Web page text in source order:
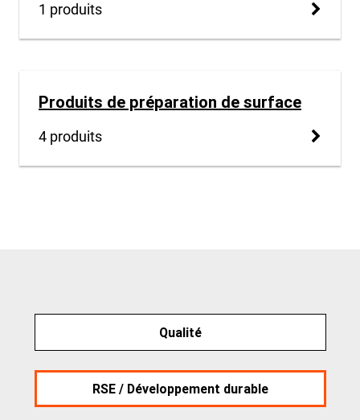
1 produits
Produits de préparation de surface
4 produits
Qualité
RSE / Développement durable